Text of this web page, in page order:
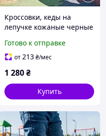
Кроссовки, кеды на
лепучке кожаные черные
Готово к отправке
от213₴/мес
1 280₴
Купить